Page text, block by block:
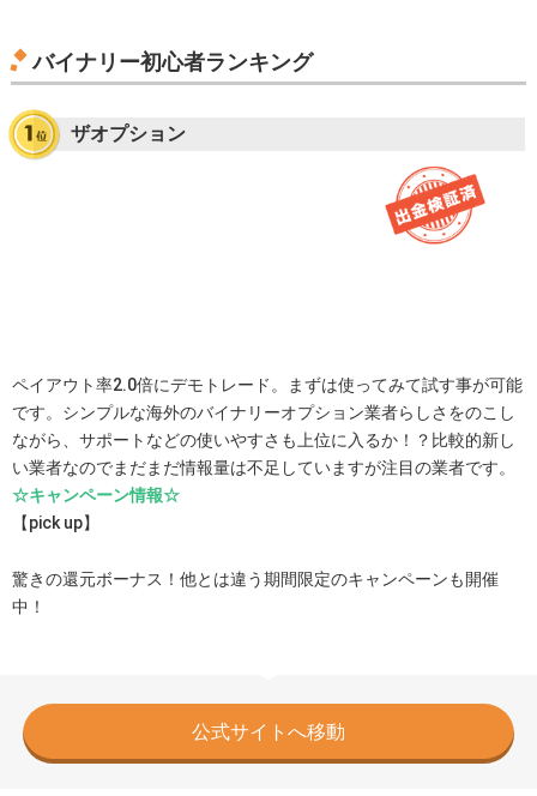
バイナリー初心者ランキング
ザオプション
ペイアウト率2.0倍にデモトレード。まずは使ってみて試す事が可能
です。シンプルな海外のバイナリーオプション業者らしさをのこし
ながら、サポートなどの使いやすさも上位に入るか！？比較的新し
い業者なのでまだまだ情報量は不足していますが注目の業者です。
☆キャンペーン情報☆
【pick up】
驚きの還元ボーナス！他とは違う期間限定のキャンペーンも開催
中！
公式サイトへ移動